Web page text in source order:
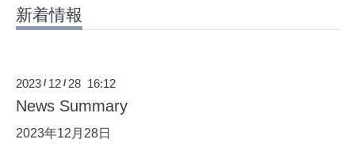
新着情報
2023 / 12 / 28 16:12
News Summary
2023年12月28日